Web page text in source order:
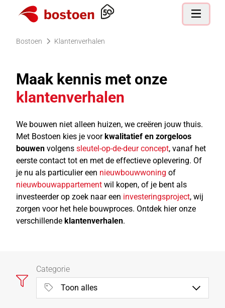
Ga naar de homepagina
Open
Bostoen Klantenverhalen
Maak kennis met onze
klantenverhalen
We bouwen niet alleen huizen, we creëren jouw thuis.
Met Bostoen kies je voorkwalitatief en zorgeloos
bouwen volgens sleutel-op-de-deur concept, vanaf het
eerste contact tot en met de effectieve oplevering. Of
je nu als particulier een nieuwbouwwoning of
nieuwbouwappartement wil kopen, of je bent als
investeerder op zoek naar een investeringsproject, wij
zorgen voor het hele bouwproces. Ontdek hier onze
verschillende klantenverhalen.
Categorie